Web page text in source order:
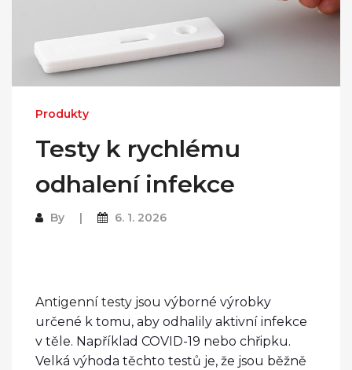
Produkty
Testy k rychlému
odhalení infekce
By 6. 1. 2026
Antigenní testy jsou výborné výrobky
určené k tomu, aby odhalily aktivní infekce
v těle. Například COVID-19 nebo chřipku.
Velká výhoda těchto testů je, že jsou běžně